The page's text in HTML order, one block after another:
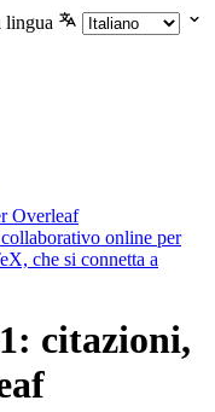
lingua
Overleaf
online per
che si connetta a
citazioni,